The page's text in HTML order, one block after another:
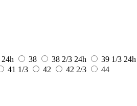
24h 38 38 2/3 24h 39 1/3 24h
41 1/3 42 42 2/3
44